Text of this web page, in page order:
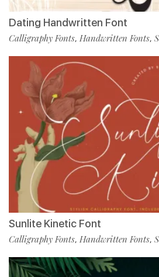
Dating Handwritten Font
Calligraphy Fonts, Handwritten Fonts,
Sunlite Kinetic Font
Calligraphy Fonts, Handwritten Fonts,